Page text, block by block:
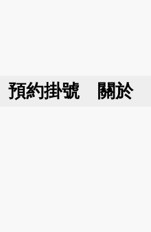
預約掛號 關於